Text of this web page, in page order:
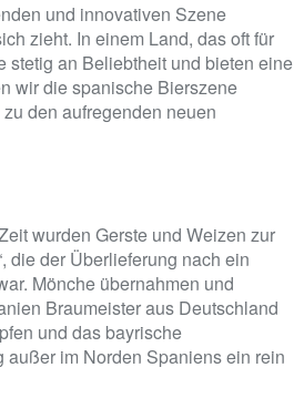
und innovativen Szene
zieht. In einem Land, das oft für
stetig an Beliebtheit und bieten eine
wir die spanische Bierszene
den aufregenden neuen
wurden Gerste und Weizen zur
die der Überlieferung nach ein
Mönche übernahmen und
Braumeister aus Deutschland
und das bayrische
im Norden Spaniens ein rein